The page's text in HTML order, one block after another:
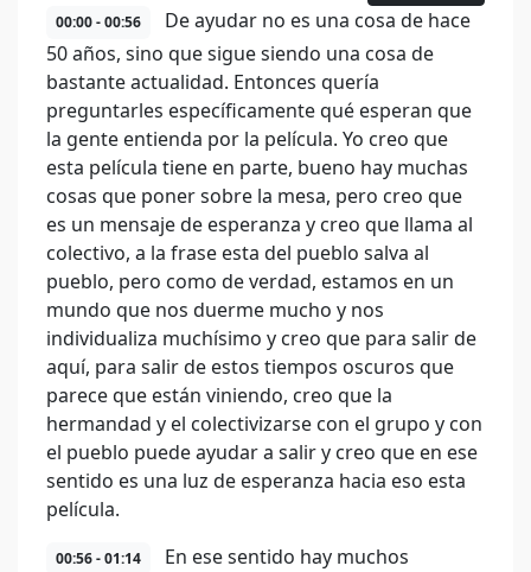
00:00 - 00:56
De ayudar no es una cosa de hace
50 años, sino que sigue siendo una cosa de
bastante actualidad. Entonces quería
preguntarles específicamente qué esperan que
la gente entienda por la película. Yo creo que
esta película tiene en parte, bueno hay muchas
cosas que poner sobre la mesa, pero creo que
es un mensaje de esperanza y creo que llama al
colectivo, a la frase esta del pueblo salva al
pueblo, pero como de verdad, estamos en un
mundo que nos duerme mucho y nos
individualiza muchísimo y creo que para salir de
aquí, para salir de estos tiempos oscuros que
parece que están viniendo, creo que la
hermandad y el colectivizarse con el grupo y con
el pueblo puede ayudar a salir y creo que en ese
sentido es una luz de esperanza hacia eso esta
película.
00:56 - 01:14
En ese sentido hay muchos